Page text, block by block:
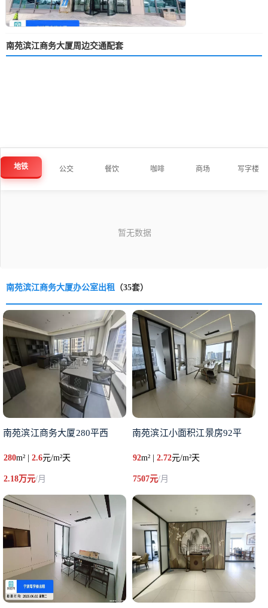
南苑滨江商务大厦周边交通配套
地铁 公交 餐饮 咖啡 商场 写字楼
南苑滨江商务大厦办公室出租 （35套）
南苑滨江商务大厦280平西
280m² | 2.6元/m²天
2.18万元/月
南苑滨江小面积江景房92平
92m² |2.72元/m²天
7507元/月